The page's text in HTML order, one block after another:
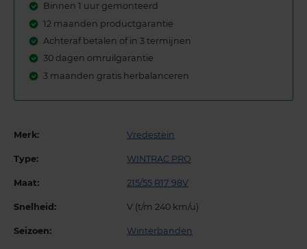
Binnen 1 uur gemonteerd
12 maanden productgarantie
Achteraf betalen of in 3 termijnen
30 dagen omruilgarantie
3 maanden gratis herbalanceren
Merk: Vredestein
Type: WINTRAC PRO
Maat: 215/55 R17 98V
Snelheid: V (t/m 240 km/u)
Seizoen: Winterbanden